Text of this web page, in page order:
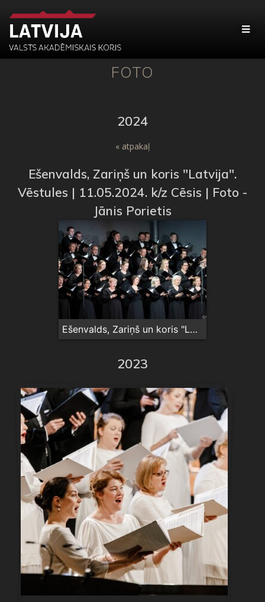
FOTO
2024
« atpakaļ
Ešenvalds, Zariņš un koris "Latvija".
Vēstules | 11.05.2024. k/z Cēsis | Foto -
Jānis Porietis
Ešenvalds, Zariņš un koris "Latvija". Vēstules. 2024.05.11. plkst. 19:00 K/z Cēsis EŠENVALDS, ZARIŅŠ UN KORIS “LATVIJA”. VĒSTULES Pasaules pirmatskaņojums Reinis Zariņš, klavieres Valsts akadēmiskais koris “Latvija” Diriģents Māris Sirmais Viens no Koncertzāles “Cēsis” desmitās jubilejas lielkoncertiem ar lielisku latviešu mākslinieku piedalīšanos! Pirmajā programmas daļā mūs gaida neparasta saspēle starp kori un pianistu - Džona Tavenera opusus izpildīs Vals
2023